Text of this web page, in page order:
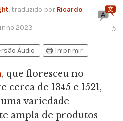
, traduzido por Ricardo
2023 5
Áudio print Imprimir
, que floresceu no
de 1345 e 1521,
variedade
ampla de produtos